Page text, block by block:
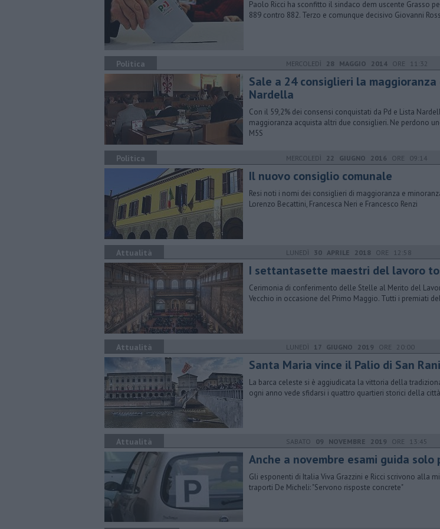
Paolo Ricci ha sconfitto il sindaco dem uscente Grasso
889 contro 882. Terzo e comunque decisivo Giovanni
Politica MERCOLEDÌ 28 MAGGIO 2014ORE 11:32
Sale a 24 consiglieri la maggioranza
Nardella
Con il 59,2% dei consensi conquistati da Pd e Lista
maggioranza acquista altri due consiglieri. Ne perdono
M5S
Politica MERCOLEDÌ 22 GIUGNO 2016 ORE 09:14
Il nuovo consiglio comunale
Resi noti i nomi dei consiglieri di maggioranza e
Lorenzo Becattini, Francesca Neri e Francesco Renzi
Attualità LUNEDÌ 30 APRILE 2018 ORE 12:58
I settantasette maestri del lavoro
Cerimonia di conferimento delle Stelle al Merito del
Vecchio in occasione del Primo Maggio. Tutti i premiati
Attualità LUNEDÌ 17 GIUGNO 2019 ORE 20:00
Santa Maria vince il Palio di San
La barca celeste si è aggiudicata la vittoria della
ogni anno vede sfidarsi i quattro quartieri storici della città
Attualità SABATO 09 NOVEMBRE 2019 ORE 13:45
Anche a novembre esami guida solo
Gli esponenti di Italia Viva Grazzini e Ricci scrivono alla
traporti De Micheli: "Servono risposte concrete"